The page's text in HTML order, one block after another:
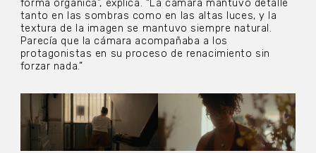
forma orgánica”, explica. “La cámara mantuvo detalle
tanto en las sombras como en las altas luces, y la
textura de la imagen se mantuvo siempre natural.
Parecía que la cámara acompañaba a los
protagonistas en su proceso de renacimiento sin
forzar nada.”